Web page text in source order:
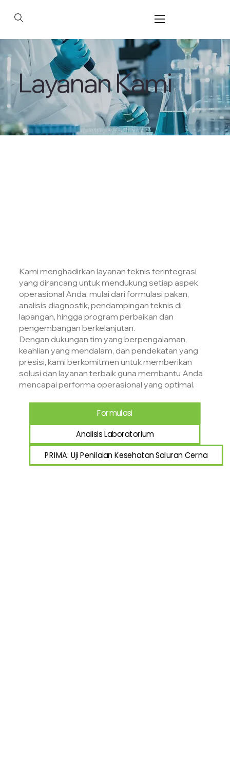
Layanan Kami
Kami menghadirkan layanan teknis terintegrasi
yang dirancang untuk mendukung setiap aspek
operasional Anda, mulai dari formulasi pakan,
analisis diagnostik, pendampingan teknis di
lapangan, hingga program perbaikan dan
pengembangan berkelanjutan.
Dengan dukungan tim yang berpengalaman,
keahlian yang mendalam, dan pendekatan yang
presisi, kami berkomitmen untuk memberikan
solusi dan layanan terbaik guna membantu Anda
mencapai performa operasional yang optimal.
Formulasi
Analisis Laboratorium
PRIMA: Uji Penilaian Kesehatan Saluran Cerna